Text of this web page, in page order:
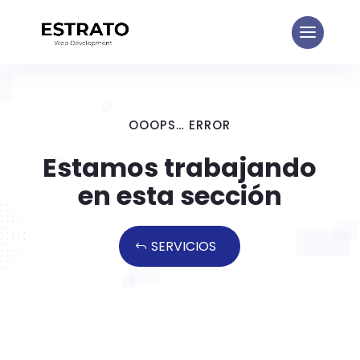
OOOPS… ERROR
Estamos trabajando
en esta sección
SERVICIOS